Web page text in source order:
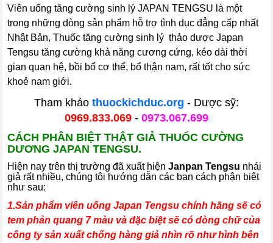
Viên uống tăng cường sinh lýJAPAN TENGSU là một
trong những dòng sản phẩm hỗ trợ tình dục đẳng cấp nhất
Nhật Bản,Thuốc tăng cường sinh lý thảo dượcJapan
Tengsu tăng cường khả năng cương cứng, kéo dài thời
gian quan hệ, bồi bổ cơ thể, bổ thận nam, rất tốt cho sức
khoẻ nam giới.
Tham khảo thuockichduc.org - Dược sỹ:
0969.833.069 - 0973.067.699
CÁCH PHÂN BIỆT THẬT GIẢ THUỐC CƯỜNG
DƯƠNG JAPAN TENGSU.
Hiện nay trên thị trường đã xuất hiện Janpan Tengsu nhái
giả rất nhiều, chúng tôi hướng dẫn các bạn cách phận biệt
như sau:
1.Sản phẩm viên uống Japan Tengsu chính hãng sẽ có
tem phản quang 7 màu và đặc biệt sẽ có dòng chữ của
công ty sản xuất chống hàng giả nhìn rõ như hình bên